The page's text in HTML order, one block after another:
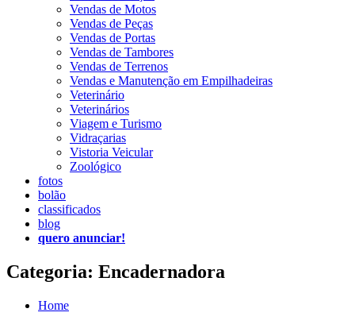
Vendas de Motos
Vendas de Peças
Vendas de Portas
Vendas de Tambores
Vendas de Terrenos
Vendas e Manutenção em Empilhadeiras
Veterinário
Veterinários
Viagem e Turismo
Vidraçarias
Vistoria Veicular
Zoológico
fotos
bolão
classificados
blog
quero anunciar!
Categoria: Encadernadora
Home